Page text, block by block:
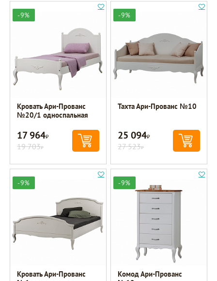
-9%
Кровать Ари-Прованс
№20/1 односпальная
17 964Р
19 703Р
-9%
Тахта Ари-Прованс №10
25 094Р
27 523Р
-9%
Кровать Ари-Прованс
-9%
Комод Ари-Прованс